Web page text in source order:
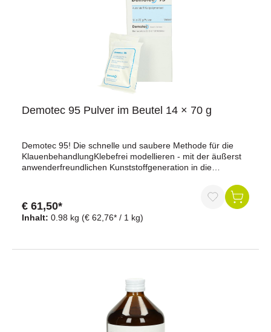
Demotec 95 Pulver im Beutel 14 × 70 g
Demotec 95! Die schnelle und saubere Methode für die
KlauenbehandlungKlebefrei modellieren - mit der äußerst
anwenderfreundlichen Kunststoffgeneration in die
VerarbeitungKunststoff ist sofort nach dem Anmischen
klebefrei modellierbarPulver in anwendungsgerechten
PortionspackungenIndividuelle Anpassung an die Klaue
möglichSehr preisgünstigkeine Verringerung der
Inhalt: 0.98 kg (€ 62,76* / 1 kg)
€ 61,50*